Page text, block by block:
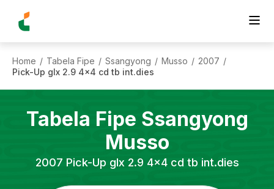
Home / Tabela Fipe / Ssangyong / Musso / 2007 /
Pick-Up glx 2.9 4x4 cd tb int.dies
Tabela Fipe Ssangyong
Musso
2007 Pick-Up glx 2.9 4x4 cd tb int.dies